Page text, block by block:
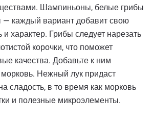
Шампиньоны, белые грибы
— каждый вариант добавит свою
и характер. Грибы следует нарезать
корочки, что поможет
качества. Добавьте к ним
Нежный лук придаст
сладость, в то время как морковь
и полезные микроэлементы.